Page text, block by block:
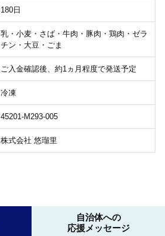
180日
乳・小麦・さば・牛肉・豚肉・鶏肉・ゼラ
チン・大豆・ごま
ご入金確認後、約1ヵ月程度で発送予定
冷凍
45201-M293-005
株式会社 悠瑠里
自治体への
応援メッセージ